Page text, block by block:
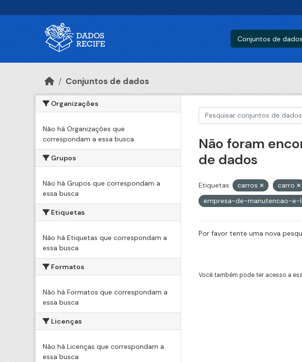
Conjuntos de dados
Conjuntos de dados
Organizações
Não há Organizações que
correspondam a essa busca
Grupos
Não há Grupos que correspondam a
essa busca
Etiquetas
Não há Etiquetas que correspondam a
essa busca
Formatos
Não há Formatos que correspondam a
essa busca
Licenças
Não há Licenças que correspondam a
essa busca
Não foram
de dados
Etiquetas: carros carro
empresa-de-manutencao-e-
Por favor tente uma nova
Você também pode ter acesso a